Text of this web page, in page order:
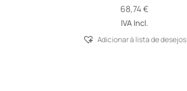
68,74€
IVA Incl.
Adicionar á lista de desejos